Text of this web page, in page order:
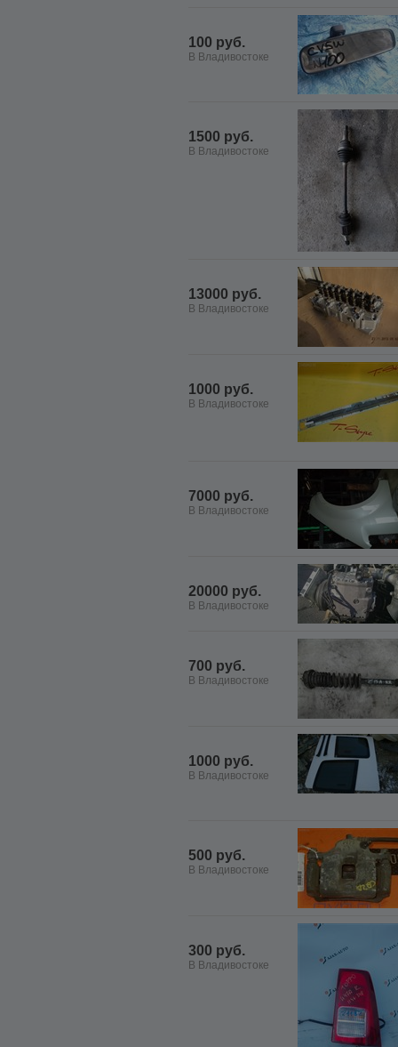
100 руб.
В Владивостоке
1500 руб.
В Владивостоке
13000 руб.
В Владивостоке
1000 руб.
В Владивостоке
7000 руб.
В Владивостоке
20000 руб.
В Владивостоке
700 руб.
В Владивостоке
1000 руб.
В Владивостоке
500 руб.
В Владивостоке
300 руб.
В Владивостоке